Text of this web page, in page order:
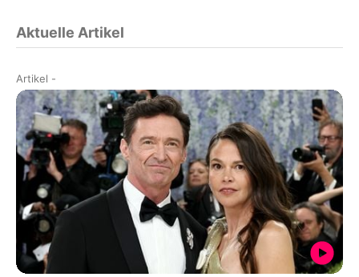
Aktuelle Artikel
Artikel -